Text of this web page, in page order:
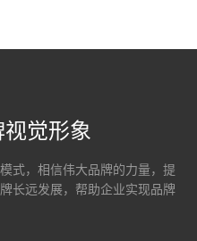
觉形象
式，相信伟大品牌的力量，提
长远发展，帮助企业实现品牌